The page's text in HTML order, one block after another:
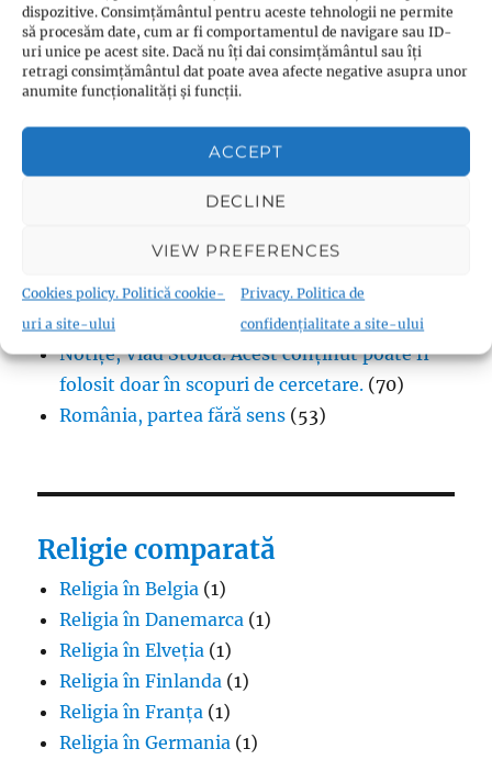
dispozitive. Consimțământul pentru aceste tehnologii ne permite
să procesăm date, cum ar fi comportamentul de navigare sau ID-
uri unice pe acest site. Dacă nu îți dai consimțământul sau îți
retragi consimțământul dat poate avea afecte negative asupra unor
anumite funcționalități și funcții.
ACCEPT
DECLINE
VIEW PREFERENCES
Cookies policy. Politică cookie-
uri a site-ului
Privacy. Politica de
confidențialitate a site-ului
Viziune asupra lumii(1,183)
No sub-categories
Vlad Stoica:
Notițe, Vlad Stoica. Acest conținut poate fi
folosit doar în scopuri de cercetare. (70)
România, partea fără sens (53)
Religie comparată
Religia în Belgia (1)
Religia în Danemarca (1)
Religia în Elveția (1)
Religia în Finlanda (1)
Religia în Franța (1)
Religia în Germania (1)